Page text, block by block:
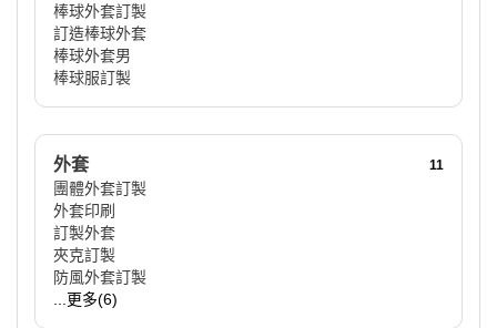
棒球外套訂製
訂造棒球外套
棒球外套男
棒球服訂製
外套 11
團體外套訂製
外套印刷
訂製外套
夾克訂製
防風外套訂製
...更多(6)